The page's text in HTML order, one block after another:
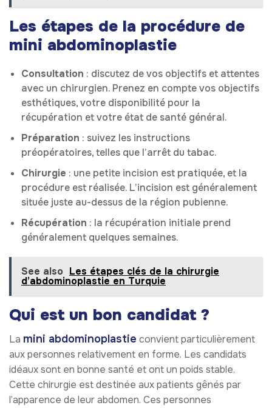
Les étapes de la procédure de
mini abdominoplastie
Consultation : discutez de vos objectifs et attentes
avec un chirurgien. Prenez en compte vos objectifs
esthétiques, votre disponibilité pour la
récupération et votre état de santé général.
Préparation : suivez les instructions
préopératoires, telles que l’arrêt du tabac.
Chirurgie : une petite incision est pratiquée, et la
procédure est réalisée. L’incision est généralement
située juste au-dessus de la région pubienne.
Récupération : la récupération initiale prend
généralement quelques semaines.
See also Les étapes clés de la chirurgie
d’abdominoplastie en Turquie
Qui est un bon candidat ?
La mini abdominoplastie convient particulièrement
aux personnes relativement en forme. Les candidats
idéaux sont en bonne santé et ont un poids stable.
Cette chirurgie est destinée aux patients gênés par
l’apparence de leur abdomen. Ces personnes